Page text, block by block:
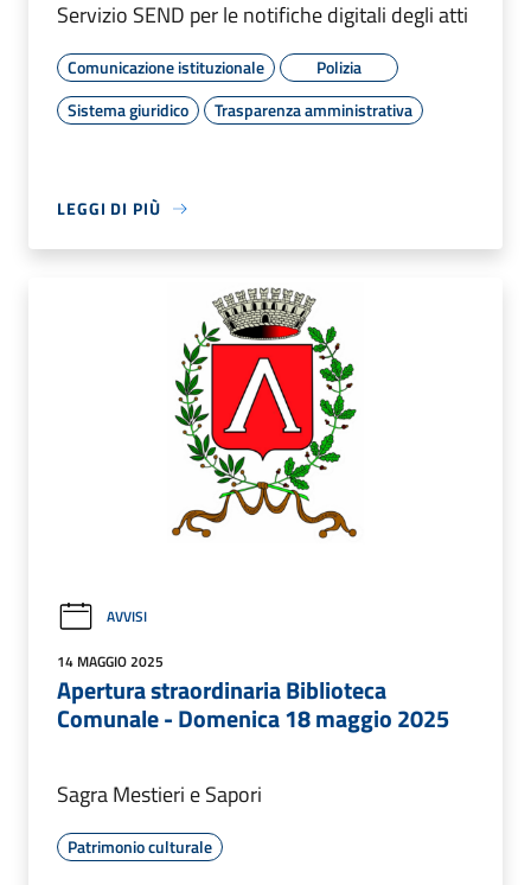
Servizio SEND per le notifiche digitali degli atti
Comunicazione istituzionale
Polizia
Sistema giuridico
Trasparenza amministrativa
LEGGI DI PIÙ
AVVISI
14 MAGGIO 2025
Apertura straordinaria Biblioteca
Comunale - Domenica 18 maggio 2025
Sagra Mestieri e Sapori
Patrimonio culturale